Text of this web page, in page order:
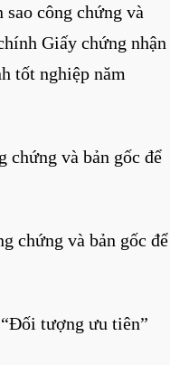
công chứng và
Giấy chứng nhận
tốt nghiệp năm
chứng và bản gốc để
chứng và bản gốc để
tượng ưu tiên”